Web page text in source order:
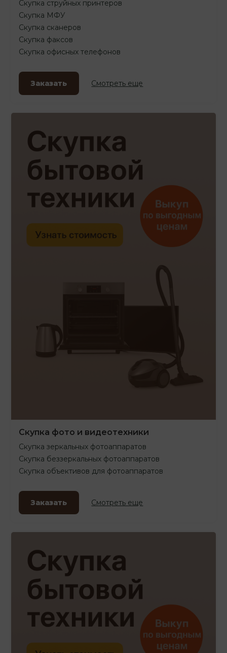
Скупка струйных принтеров
Скупка МФУ
Скупка сканеров
Скупка факсов
Скупка офисных телефонов
Заказать Смотреть еще
Скупка фото и видеотехники
Скупка зеркальных фотоаппаратов
Скупка беззеркальных фотоаппаратов
Скупка объективов для фотоаппаратов
Заказать Смотреть еще